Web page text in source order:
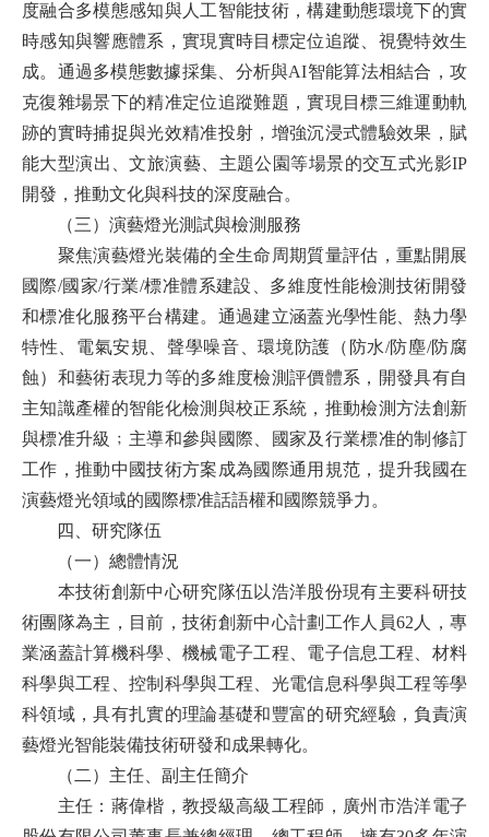
度融合多模態感知與人工智能技術，構建動態環境下的實
時感知與響應體系，實現實時目標定位追蹤、視覺特效生
成。通過多模態數據採集、分析與AI智能算法相結合，攻
克復雜場景下的精准定位追蹤難題，實現目標三維運動軌
跡的實時捕捉與光效精准投射，增強沉浸式體驗效果，賦
能大型演出、文旅演藝、主題公園等場景的交互式光影IP
開發，推動文化與科技的深度融合。
（三）演藝燈光測試與檢測服務
聚焦演藝燈光裝備的全生命周期質量評估，重點開展
國際/國家/行業/標准體系建設、多維度性能檢測技術開發
和標准化服務平台構建。通過建立涵蓋光學性能、熱力學
特性、電氣安規、聲學噪音、環境防護（防水/防塵/防腐
蝕）和藝術表現力等的多維度檢測評價體系，開發具有自
主知識產權的智能化檢測與校正系統，推動檢測方法創新
與標准升級﹔主導和參與國際、國家及行業標准的制修訂
工作，推動中國技術方案成為國際通用規范，提升我國在
演藝燈光領域的國際標准話語權和國際競爭力。
四、研究隊伍
（一）總體情況
本技術創新中心研究隊伍以浩洋股份現有主要科研技
術團隊為主，目前，技術創新中心計劃工作人員62人，專
業涵蓋計算機科學、機械電子工程、電子信息工程、材料
科學與工程、控制科學與工程、光電信息科學與工程等學
科領域，具有扎實的理論基礎和豐富的研究經驗，負責演
藝燈光智能裝備技術研發和成果轉化。
（二）主任、副主任簡介
主任：蔣偉楷，教授級高級工程師，廣州市浩洋電子